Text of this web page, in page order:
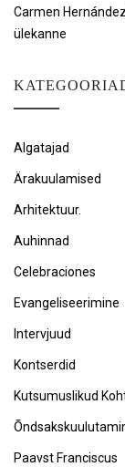
Carmen
ülekanne
Algatajad
Ärakuulamised
Arhitektuur.
Auhinnad
Celebraciones
Evangeliseerimine
Intervjuud
Kontserdid
Kutsumuslikud
Paavst Franciscus